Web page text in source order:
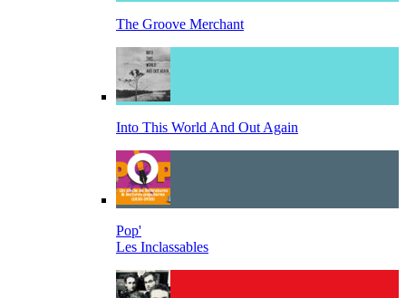
The Groove Merchant
Into This World And Out Again
Pop'
Les Inclassables